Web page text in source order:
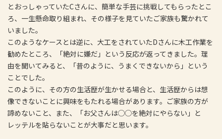
とおっしゃっていたCさんに、簡単な手芸に挑戦してもらったとこ
ろ、一生懸命取り組まれ、その様子を見ていたご家族も驚かれて
いました。
このようなケースとは逆に、大工をされていたDさんに木工作業を
勧めたところ、「絶対に嫌だ」という反応が返ってきました。理
由を聞いてみると、「昔のように、うまくできないから」という
ことでした。
このように、その方の生活歴が生かせる場合と、生活歴からは想
像できないことに興味をもたれる場合があります。ご家族の方が
諦めないこと、また、「お父さんは◯◯を絶対にやらない」と
レッテルを貼らないことが大事だと思います。